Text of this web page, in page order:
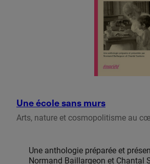
Une école sans murs
Arts, nature et cosmopolitisme au
Une anthologie préparée et
Normand Baillargeon et Chantal